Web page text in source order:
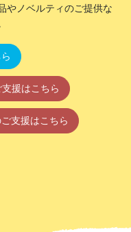
やノベルティのご提供な
援はこちら
支援はこちら